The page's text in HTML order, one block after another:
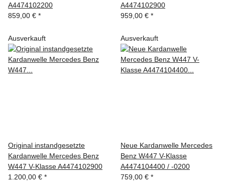
A4474102200
859,00 € *
A4474102900
959,00 € *
Ausverkauft
Original instandgesetzte
Kardanwelle Mercedes Benz
W447 V-Klasse A4474102900
1.200,00 € *
Ausverkauft
Neue Kardanwelle Mercedes
Benz W447 V-Klasse
A4474104400 / -0200
759,00 € *